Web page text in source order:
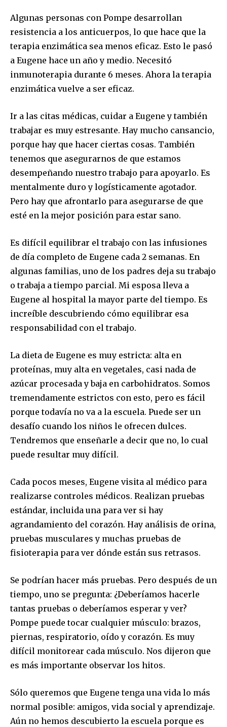
Únete a nuestra comunidad de
suscriptores y sé parte de la
conversación.
y da click en el botón de "suscribir". No te preocupes,
respetamos tu privacidad y no enviaremos correo basura a tu
INBOX. Tu información está segura con nosotros.
SUSCRIBIR
Acepto laPolítica de Privacidad
Algunas personas con Pompe desarrollan
resistencia a los anticuerpos, lo que hace que la
terapia enzimática sea menos eficaz. Esto le pasó
a Eugene hace un año y medio. Necesitó
inmunoterapia durante 6 meses. Ahora la terapia
enzimática vuelve a ser eficaz.
Ir a las citas médicas, cuidar a Eugene y también
trabajar es muy estresante. Hay mucho cansancio,
porque hay que hacer ciertas cosas. También
tenemos que asegurarnos de que estamos
desempeñando nuestro trabajo para apoyarlo. Es
mentalmente duro y logísticamente agotador.
Pero hay que afrontarlo para asegurarse de que
esté en la mejor posición para estar sano.
Es difícil equilibrar el trabajo con las infusiones
de día completo de Eugene cada 2 semanas. En
algunas familias, uno de los padres deja su trabajo
o trabaja a tiempo parcial. Mi esposa lleva a
Eugene al hospital la mayor parte del tiempo. Es
increíble descubriendo cómo equilibrar esa
responsabilidad con el trabajo.
La dieta de Eugene es muy estricta: alta en
proteínas, muy alta en vegetales, casi nada de
azúcar procesada y baja en carbohidratos. Somos
tremendamente estrictos con esto, pero es fácil
porque todavía no va a la escuela. Puede ser un
desafío cuando los niños le ofrecen dulces.
Tendremos que enseñarle a decir que no, lo cual
puede resultar muy difícil.
Cada pocos meses, Eugene visita al médico para
realizarse controles médicos. Realizan pruebas
estándar, incluida una para ver si hay
agrandamiento del corazón. Hay análisis de orina,
pruebas musculares y muchas pruebas de
fisioterapia para ver dónde están sus retrasos.
Se podrían hacer más pruebas. Pero después de un
tiempo, uno se pregunta: ¿Deberíamos hacerle
tantas pruebas o deberíamos esperar y ver?
Pompe puede tocar cualquier músculo: brazos,
piernas, respiratorio, oído y corazón. Es muy
difícil monitorear cada músculo. Nos dijeron que
es más importante observar los hitos.
Sólo queremos que Eugene tenga una vida lo más
normal posible: amigos, vida social y aprendizaje.
Aún no hemos descubierto la escuela porque es